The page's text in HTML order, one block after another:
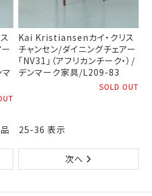
Kai Kristiansenカイ・クリス
チャンセン/ダイニングチェアー
「NV31」（アフリカンチーク・）/
デンマーク家具/L209-83
SOLD OUT
品 25-36 表示
次へ